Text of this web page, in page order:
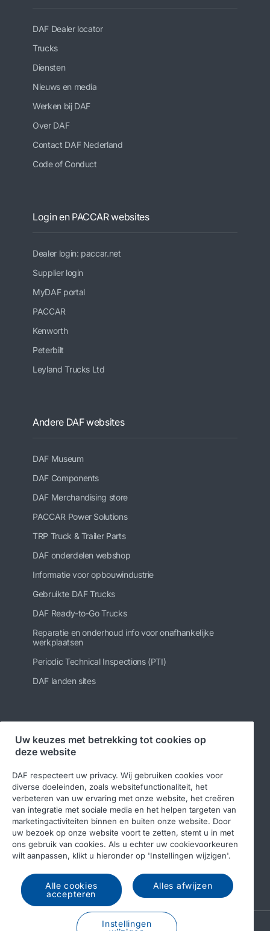
DAF Dealer locator
Trucks
Diensten
Nieuws en media
Werken bij DAF
Over DAF
Contact DAF Nederland
Code of Conduct
Login en PACCAR websites
Dealer login: paccar.net
Supplier login
MyDAF portal
PACCAR
Kenworth
Peterbilt
Leyland Trucks Ltd
Andere DAF websites
DAF Museum
DAF Components
DAF Merchandising store
PACCAR Power Solutions
TRP Truck & Trailer Parts
DAF onderdelen webshop
Informatie voor opbouwindustrie
Gebruikte DAF Trucks
DAF Ready-to-Go Trucks
Reparatie en onderhoud info voor onafhankelijke
werkplaatsen
Periodic Technical Inspections (PTI)
DAF landen sites
Volg ons
© 2026 DAF Legal notice
Privacy statement
Algemene voorwaarden
DAF en cookies
Income Tax Report
Uw keuzes met betrekking tot cookies op
deze website
DAF respecteert uw privacy. Wij gebruiken cookies voor
diverse doeleinden, zoals websitefunctionaliteit, het
verbeteren van uw ervaring met onze website, het creëren
van integratie met sociale media en het helpen targeten van
marketingactiviteiten binnen en buiten onze website. Door
uw bezoek op onze website voort te zetten, stemt u in met
ons gebruik van cookies. Als u echter uw cookievoorkeuren
wilt aanpassen, klikt u hieronder op 'Instellingen wijzigen'.
Alle cookies
accepteren
Alles afwijzen
Instellingen